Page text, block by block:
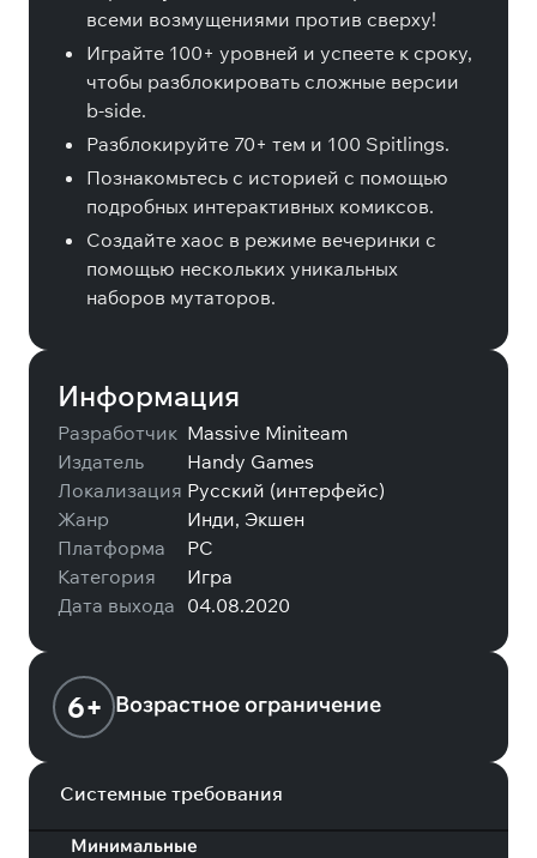
всеми возмущениями против сверху!
Играйте 100+ уровней и успеете к сроку,
чтобы разблокировать сложные версии
b-side.
Разблокируйте 70+ тем и 100 Spitlings.
Познакомьтесь с историей с помощью
подробных интерактивных комиксов.
Создайте хаос в режиме вечеринки с
помощью нескольких уникальных
наборов мутаторов.
Информация
Разработчик Massive Miniteam
Издатель
Handy Games
Локализация Русский (интерфейс)
Жанр
Инди, Экшен
Платформа
PC
Категория
Игра
Дата выхода 04.08.2020
6+ Возрастное ограничение
Системные требования
Минимальные